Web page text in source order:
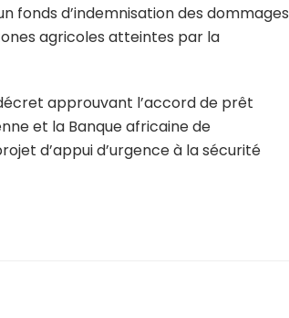
fonds d’indemnisation des dommages
agricoles atteintes par la
approuvant l’accord de prêt
et la Banque africaine de
d’appui d’urgence à la sécurité